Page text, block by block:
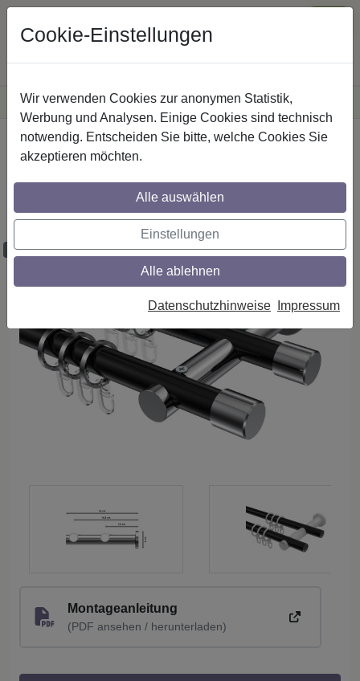
VersandkostenfreieLieferung innerhalb Deutschlands
Sichere Zahlung
Startseite Gardinenstangen Metall
2-läufig, Modell PLATON - Santo Schwarz
/ Chrom
Maßzuschnitt möglich
Montageanleitung
(PDF ansehen / herunterladen)
Cookie-Einstellungen
Wir verwenden Cookies zur anonymen Statistik,
Werbung und Analysen. Einige Cookies sind technisch
notwendig. Entscheiden Sie bitte, welche Cookies Sie
akzeptieren möchten.
Alle auswählen
Einstellungen
Alle ablehnen
Datenschutzhinweise Impressum